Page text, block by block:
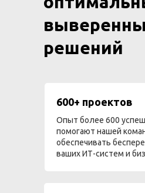
решений
600+ проектов
Опыт более 600
помогают нашей
обеспечивать
ваших ИТ-систем и